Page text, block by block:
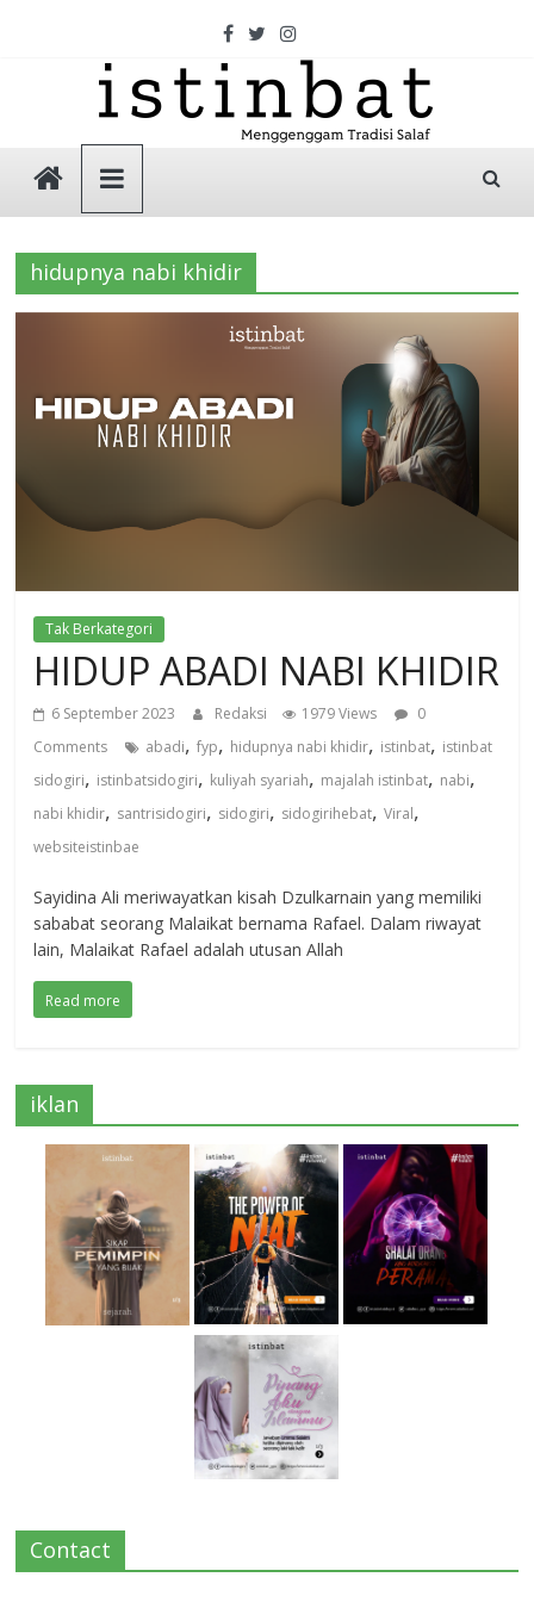
Istinbat
Menggenggam
Tradisi
Salaf
hidupnya nabi khidir
Tak Berkategori
HIDUP ABADI NABI KHIDIR
6 September 2023 Redaksi 1979 Views
0
Comments
abadi,fyp, hidupnya nabi khidir, istinbat, istinbat
sidogiri, istinbatsidogiri, kuliyah syariah, majalah istinbat, nabi,
nabi khidir, santrisidogiri, sidogiri, sidogirihebat,Viral,
websiteistinbae
Sayidina Ali meriwayatkan kisah Dzulkarnain yang memiliki
sababat seorang Malaikat bernama Rafael. Dalam riwayat
lain, Malaikat Rafael adalah utusan Allah
Read more
iklan
Contact